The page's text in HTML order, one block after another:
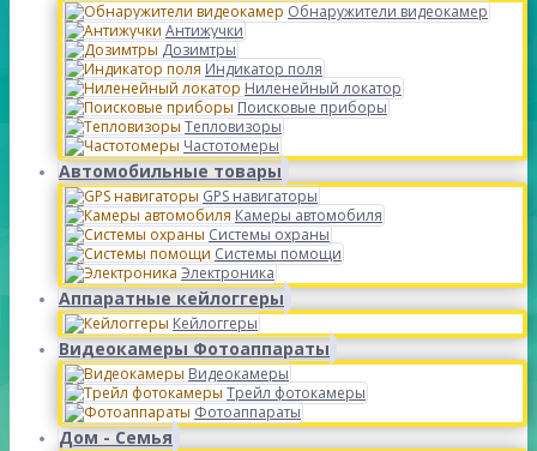
Обнаружители видеокамер
Антижучки
Дозимтры
Индикатор поля
Ниленейный локатор
Поисковые приборы
Тепловизоры
Частотомеры
Автомобильные товары
GPS навигаторы
Камеры автомобиля
Системы охраны
Системы помощи
Электроника
Аппаратные кейлоггеры
Кейлоггеры
Видеокамеры Фотоаппараты
Видеокамеры
Трейл фотокамеры
Фотоаппараты
Дом - Семья